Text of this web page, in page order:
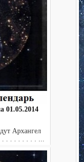
01.05.2014
Архангел
. . . . . . . . ...